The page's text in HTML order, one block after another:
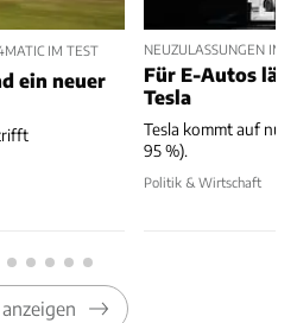
IM TEST
ein neuer
NEUZULASSUNGEN IM
Für E-Autos
Tesla
Tesla kommt auf nur
95 %).
Politik & Wirtschaft